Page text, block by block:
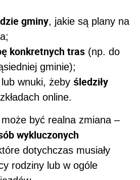
gminy, jakie są plany na
konkretnych tras (np. do
gminie);
lub wnuki, żeby śledziły
online.
być realna zmiana –
wykluczonych
dotychczas musiały
rodziny lub w ogóle